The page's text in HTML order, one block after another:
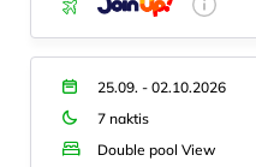
25.09. - 02.10.2026
7 naktis
Double pool View